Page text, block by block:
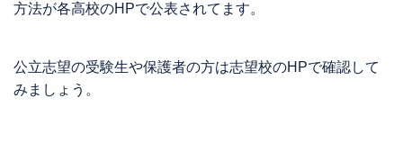
方法が各高校のHPで公表されてます。
公立志望の受験生や保護者の方は志望校のHPで確認して
みましょう。